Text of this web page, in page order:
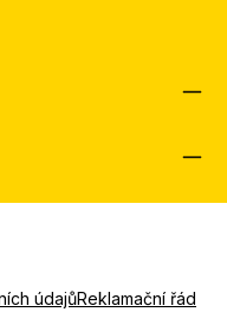
údajůReklamační řád